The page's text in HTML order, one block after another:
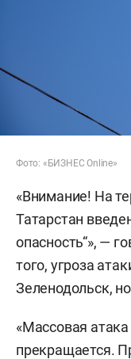
Фото: «БИЗНЕС Online»
«Внимание! На
Татарстан
опасность“», —
того, угроза
Зеленодольск,
«Массовая
прекращается.